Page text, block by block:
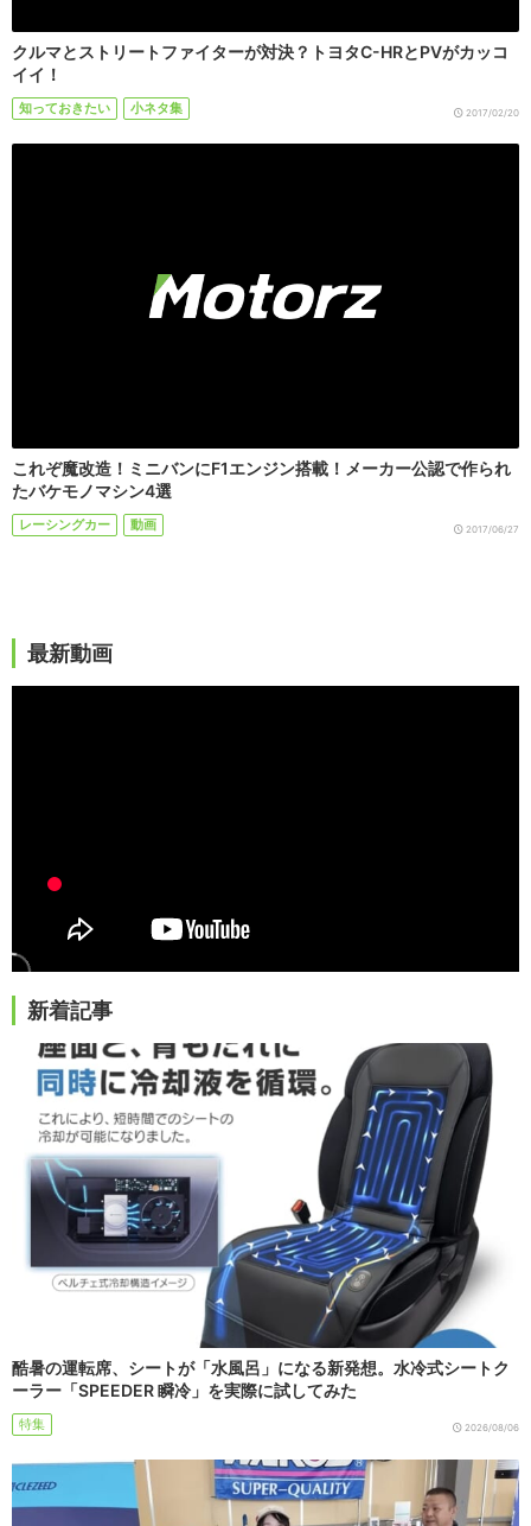
クルマとストリートファイターが対決？トヨタC-HRとPVがカッコ
イイ！
知っておきたい 小ネタ集 2017/02/20
これぞ魔改造！ミニバンにF1エンジン搭載！メーカー公認で作られ
たバケモノマシン4選
レーシングカー 動画 2017/06/27
最新動画
新着記事
酷暑の運転席、シートが「水風呂」になる新発想。水冷式シートク
ーラー「SPEEDER 瞬冷」を実際に試してみた
特集 2026/08/06